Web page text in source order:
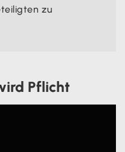
zu
Pflicht